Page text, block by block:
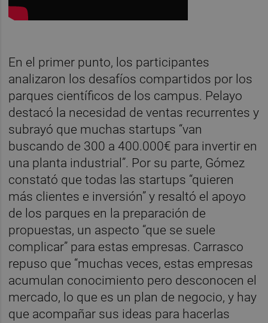
En el primer punto, los participantes
analizaron los desafíos compartidos por los
parques científicos de los campus. Pelayo
destacó la necesidad de ventas recurrentes y
subrayó que muchas startups “van
buscando de 300 a 400.000€ para invertir en
una planta industrial”. Por su parte, Gómez
constató que todas las startups “quieren
más clientes e inversión” y resaltó el apoyo
de los parques en la preparación de
propuestas, un aspecto “que se suele
complicar” para estas empresas. Carrasco
repuso que “muchas veces, estas empresas
acumulan conocimiento pero desconocen el
mercado, lo que es un plan de negocio, y hay
que acompañar sus ideas para hacerlas